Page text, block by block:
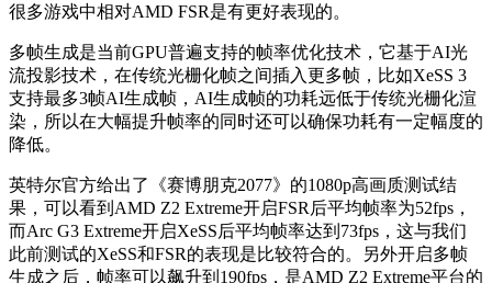
很多游戏中相对AMD FSR是有更好表现的。
多帧生成是当前GPU普遍支持的帧率优化技术，它基于AI光
流投影技术，在传统光栅化帧之间插入更多帧，比如XeSS 3
支持最多3帧AI生成帧，AI生成帧的功耗远低于传统光栅化渲
染，所以在大幅提升帧率的同时还可以确保功耗有一定幅度的
降低。
英特尔官方给出了《赛博朋克2077》的1080p高画质测试结
果，可以看到AMD Z2 Extreme开启FSR后平均帧率为52fps，
而Arc G3 Extreme开启XeSS后平均帧率达到73fps，这与我们
此前测试的XeSS和FSR的表现是比较符合的。另外开启多帧
生成之后，帧率可以飙升到190fps，是AMD Z2 Extreme平台的